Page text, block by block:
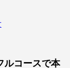
ルコースで本